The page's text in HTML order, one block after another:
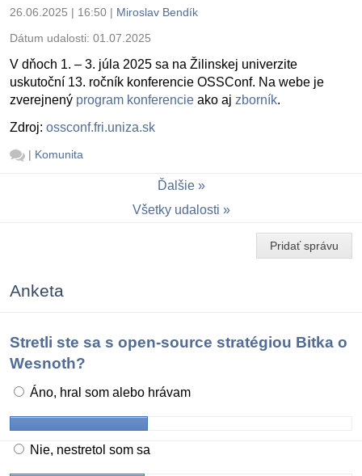
26.06.2025 | 16:50 | Miroslav Bendík
Dátum udalosti: 01.07.2025
V dňoch 1. – 3. júla 2025 sa na Žilinskej univerzite
uskutoční 13. ročník konferencie OSSConf. Na webe je
zverejnený program konferencie ako aj zborník.
Zdroj: ossconf.fri.uniza.sk
| Komunita
Ďalšie
Všetky udalosti
Pridať správu
Anketa
Stretli ste sa s open-source stratégiou Bitka o
Wesnoth?
Áno, hral som alebo hrávam
Nie, nestretol som sa